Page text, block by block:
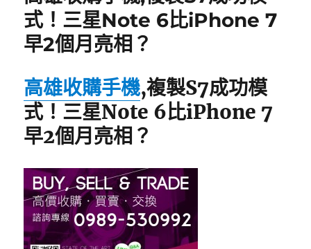
k
式！三星Note 6比iPhone 7
早2個月亮相？
高雄收購手機,複製S7成功模
式！三星Note 6比iPhone 7
早2個月亮相？